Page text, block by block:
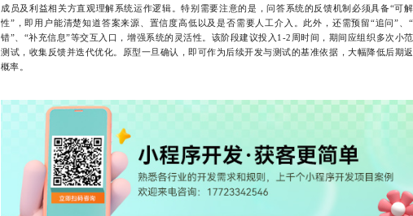
成员及利益相关方直观理解系统运作逻辑。特别需要注意的是，问答系统的反馈机制必须具备“可
性”，即用户能清楚知道答案来源、置信度高低以及是否需要人工介入。此外，还需预留“追问”、
错”、“补充信息”等交互入口，增强系统的灵活性。该阶段建议投入1-2周时间，期间应组织多次小
测试，收集反馈并迭代优化。原型一旦确认，即可作为后续开发与测试的基准依据，大幅降低后期
概率。